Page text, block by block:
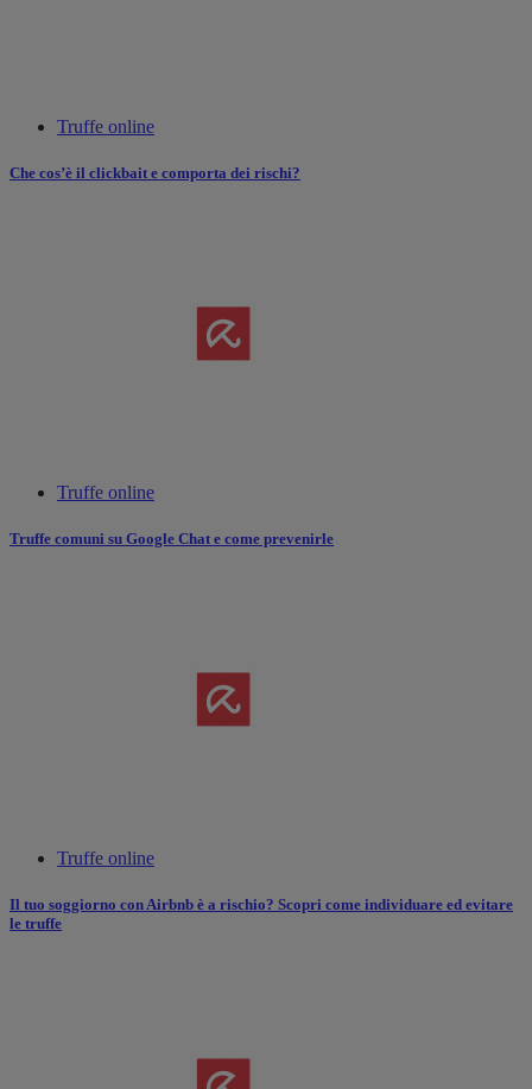
Truffe online
Che cos’è il clickbait e comporta dei rischi?
Truffe online
Truffe comuni su Google Chat e come prevenirle
Truffe online
Il tuo soggiorno con Airbnb è a rischio? Scopri come individuare ed evitare
le truffe